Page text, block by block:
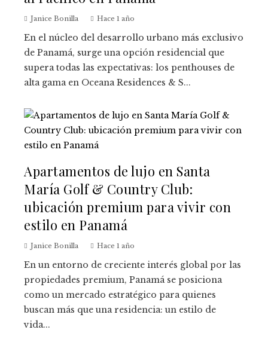
Janice Bonilla Hace 1 año
En el núcleo del desarrollo urbano más exclusivo
de Panamá, surge una opción residencial que
supera todas las expectativas: los penthouses de
alta gama en Oceana Residences & S...
Apartamentos de lujo en Santa
María Golf & Country Club:
ubicación premium para vivir con
estilo en Panamá
Janice Bonilla Hace 1 año
En un entorno de creciente interés global por las
propiedades premium, Panamá se posiciona
como un mercado estratégico para quienes
buscan más que una residencia: un estilo de
vida...